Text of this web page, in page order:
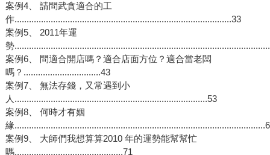
案例4、 請問武貪適合的工
作..........................................................................................33
案例5、 2011年運
勢
案例6、 問適合開店嗎？適合店面方位？適合當老闆
嗎？................................43
案例7、 無法存錢，又常遇到小
人................................................................................53
案例8、 何時才有姻
緣
案例9、 大師們我想算算2010 年的運勢能幫幫忙
嗎.............................................71